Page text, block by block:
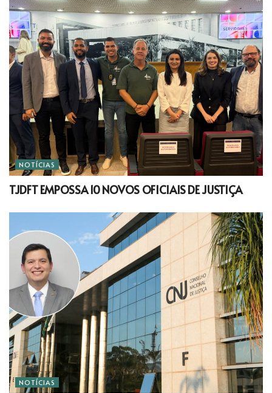
NOTÍCIAS
TJDFT EMPOSSA 10 NOVOS OFICIAIS DE JUSTIÇA
NOTÍCIAS